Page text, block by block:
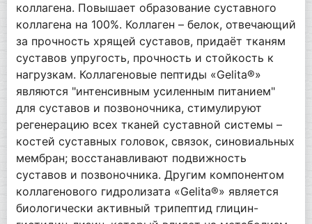
коллагена. Повышает образование суставного
коллагена на 100%. Коллаген – белок, отвечающий
за прочность хрящей суставов, придаёт тканям
суставов упругость, прочность и стойкость к
нагрузкам. Коллагеновые пептиды «Gelita®»
являются "интенсивным усиленным питанием"
для суставов и позвоночника, стимулируют
регенерацию всех тканей суставной системы –
костей суставных головок, связок, синовиальных
мембран; восстанавливают подвижность
суставов и позвоночника. Другим компонентом
коллагенового гидролизата «Gelita®» является
биологически активный трипептид глицин-